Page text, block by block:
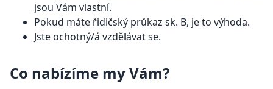
jsou Vám vlastní.
Pokud máte řidičský průkaz sk. B, je to výhoda.
Jste ochotný/á vzdělávat se.
Co nabízíme my Vám?